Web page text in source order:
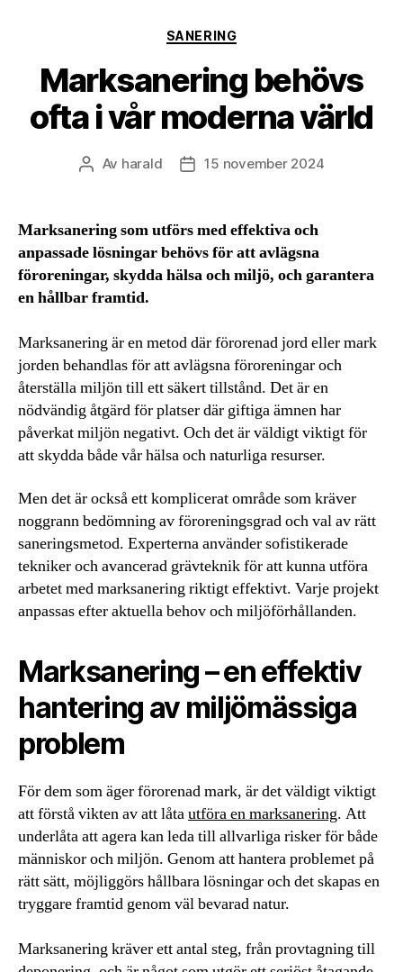
Kategorier
SANERING
Marksanering behövs
ofta i vår moderna värld
Inläggsförfattare
Av harald Inläggsdatum
15 november 2024
Marksanering som utförs med effektiva och
anpassade lösningar behövs för att avlägsna
föroreningar, skydda hälsa och miljö, och garantera
en hållbar framtid.
Marksanering är en metod där förorenad jord eller mark
jorden behandlas för att avlägsna föroreningar och
återställa miljön till ett säkert tillstånd. Det är en
nödvändig åtgärd för platser där giftiga ämnen har
påverkat miljön negativt. Och det är väldigt viktigt för
att skydda både vår hälsa och naturliga resurser.
Men det är också ett komplicerat område som kräver
noggrann bedömning av föroreningsgrad och val av rätt
saneringsmetod. Experterna använder sofistikerade
tekniker och avancerad grävteknik för att kunna utföra
arbetet med marksanering riktigt effektivt. Varje projekt
anpassas efter aktuella behov och miljöförhållanden.
Marksanering – en effektiv
hantering av miljömässiga
problem
För dem som äger förorenad mark, är det väldigt viktigt
att förstå vikten av att låtautföra en marksanering. Att
underlåta att agera kan leda till allvarliga risker för både
människor och miljön. Genom att hantera problemet på
rätt sätt, möjliggörs hållbara lösningar och det skapas en
tryggare framtid genom väl bevarad natur.
Marksanering kräver ett antal steg, från provtagning till